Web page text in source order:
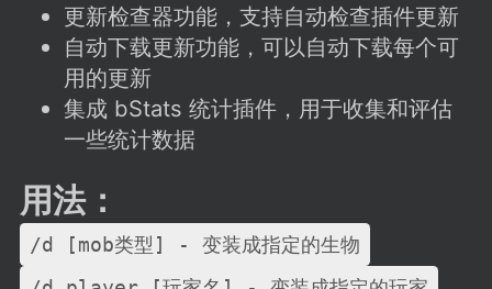
议贴】SodaMC 的改进与建议 🧃
社区的建议&反馈板块，欢迎每
在这里畅所欲言，提出你对 社区功能、
、管理方式等方面 的任何想法！...
11
潮涌核心
永久赞助者
更新检查器功能，支持自动检查插件更新
自动下载更新功能，可以自动下载每个可
用的更新
集成 bStats 统计插件，用于收集和评估
一些统计数据
用法：
/d [mob类型] - 变装成指定的生物